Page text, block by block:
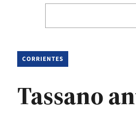
CORRIENTES
Tassano